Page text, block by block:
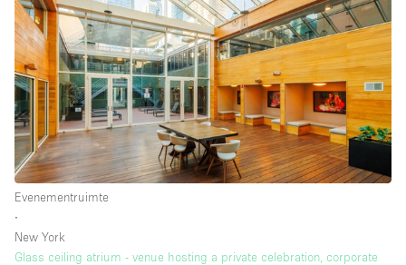
Evenementruimte
∙
New York
Glass ceiling atrium - venue hosting a private celebration, corporate